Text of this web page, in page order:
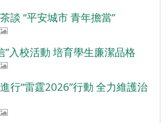
談 “平安城市 青年擔當”
”入校活動 培育學生廉潔品格
行“雷霆2026”行動 全力維護治